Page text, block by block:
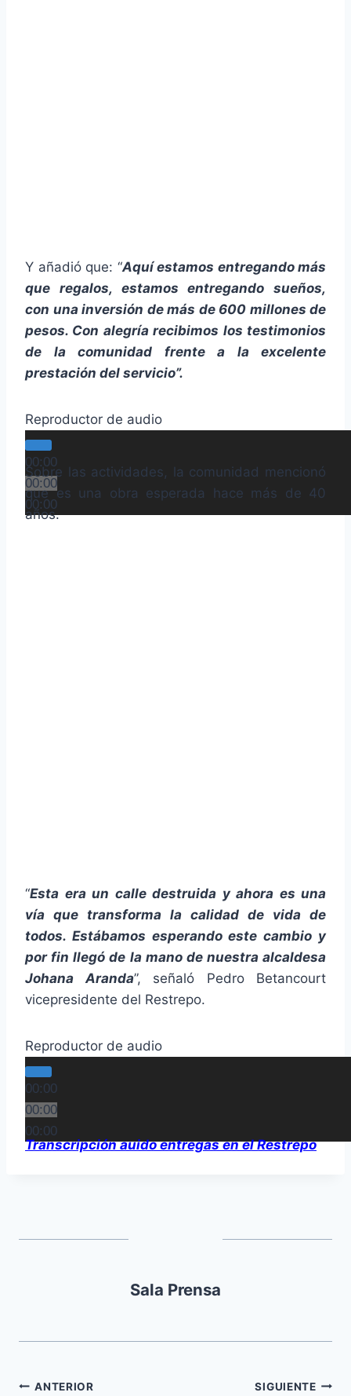
Y añadió que: “Aquí estamos entregando más
que regalos, estamos entregando sueños,
con una inversión de más de 600 millones de
pesos. Con alegría recibimos los testimonios
de la comunidad frente a la excelente
prestación del servicio”.
Reproductor de audio
00:00
00:00
00:00
Sobre las actividades, la comunidad mencionó
que es una obra esperada hace más de 40
años.
“Esta era un calle destruida y ahora es una
vía que transforma la calidad de vida de
todos. Estábamos esperando este cambio y
por fin llegó de la mano de nuestra alcaldesa
Johana Aranda”, señaló Pedro Betancourt
vicepresidente del Restrepo.
Reproductor de audio
00:00
00:00
00:00
Transcripción auido entregas en el Restrepo
Sala Prensa
ANTERIOR SIGUIENTE